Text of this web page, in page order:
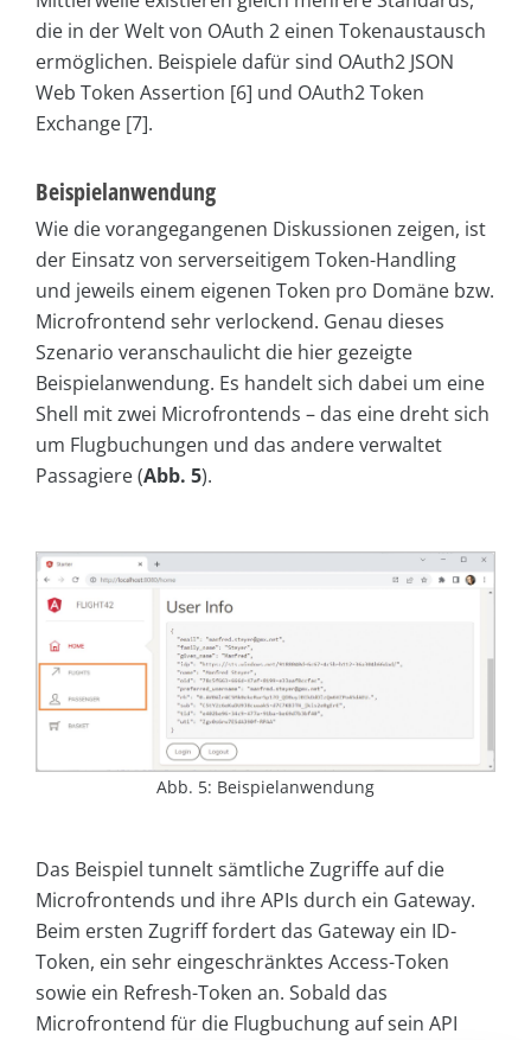
die in der Welt von OAuth 2 einen Tokenaustausch
ermöglichen. Beispiele dafür sind OAuth2 JSON
Web Token Assertion [6] und OAuth2 Token
Exchange [7].
Beispielanwendung
Wie die vorangegangenen Diskussionen zeigen, ist
der Einsatz von serverseitigem Token-Handling
und jeweils einem eigenen Token pro Domäne bzw.
Microfrontend sehr verlockend. Genau dieses
Szenario veranschaulicht die hier gezeigte
Beispielanwendung. Es handelt sich dabei um eine
Shell mit zwei Microfrontends – das eine dreht sich
um Flugbuchungen und das andere verwaltet
Passagiere (Abb. 5).
Abb. 5: Beispielanwendung
Das Beispiel tunnelt sämtliche Zugriffe auf die
Microfrontends und ihre APIs durch ein Gateway.
Beim ersten Zugriff fordert das Gateway ein ID-
Token, ein sehr eingeschränktes Access-Token
sowie ein Refresh-Token an. Sobald das
Microfrontend für die Flugbuchung auf sein API